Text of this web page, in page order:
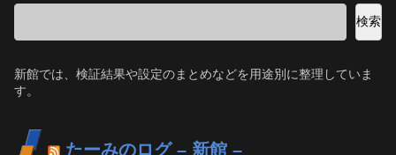
検索
新館では、検証結果や設定のまとめなどを用途別に整理していま
す。
たーみのログ – 新館 –